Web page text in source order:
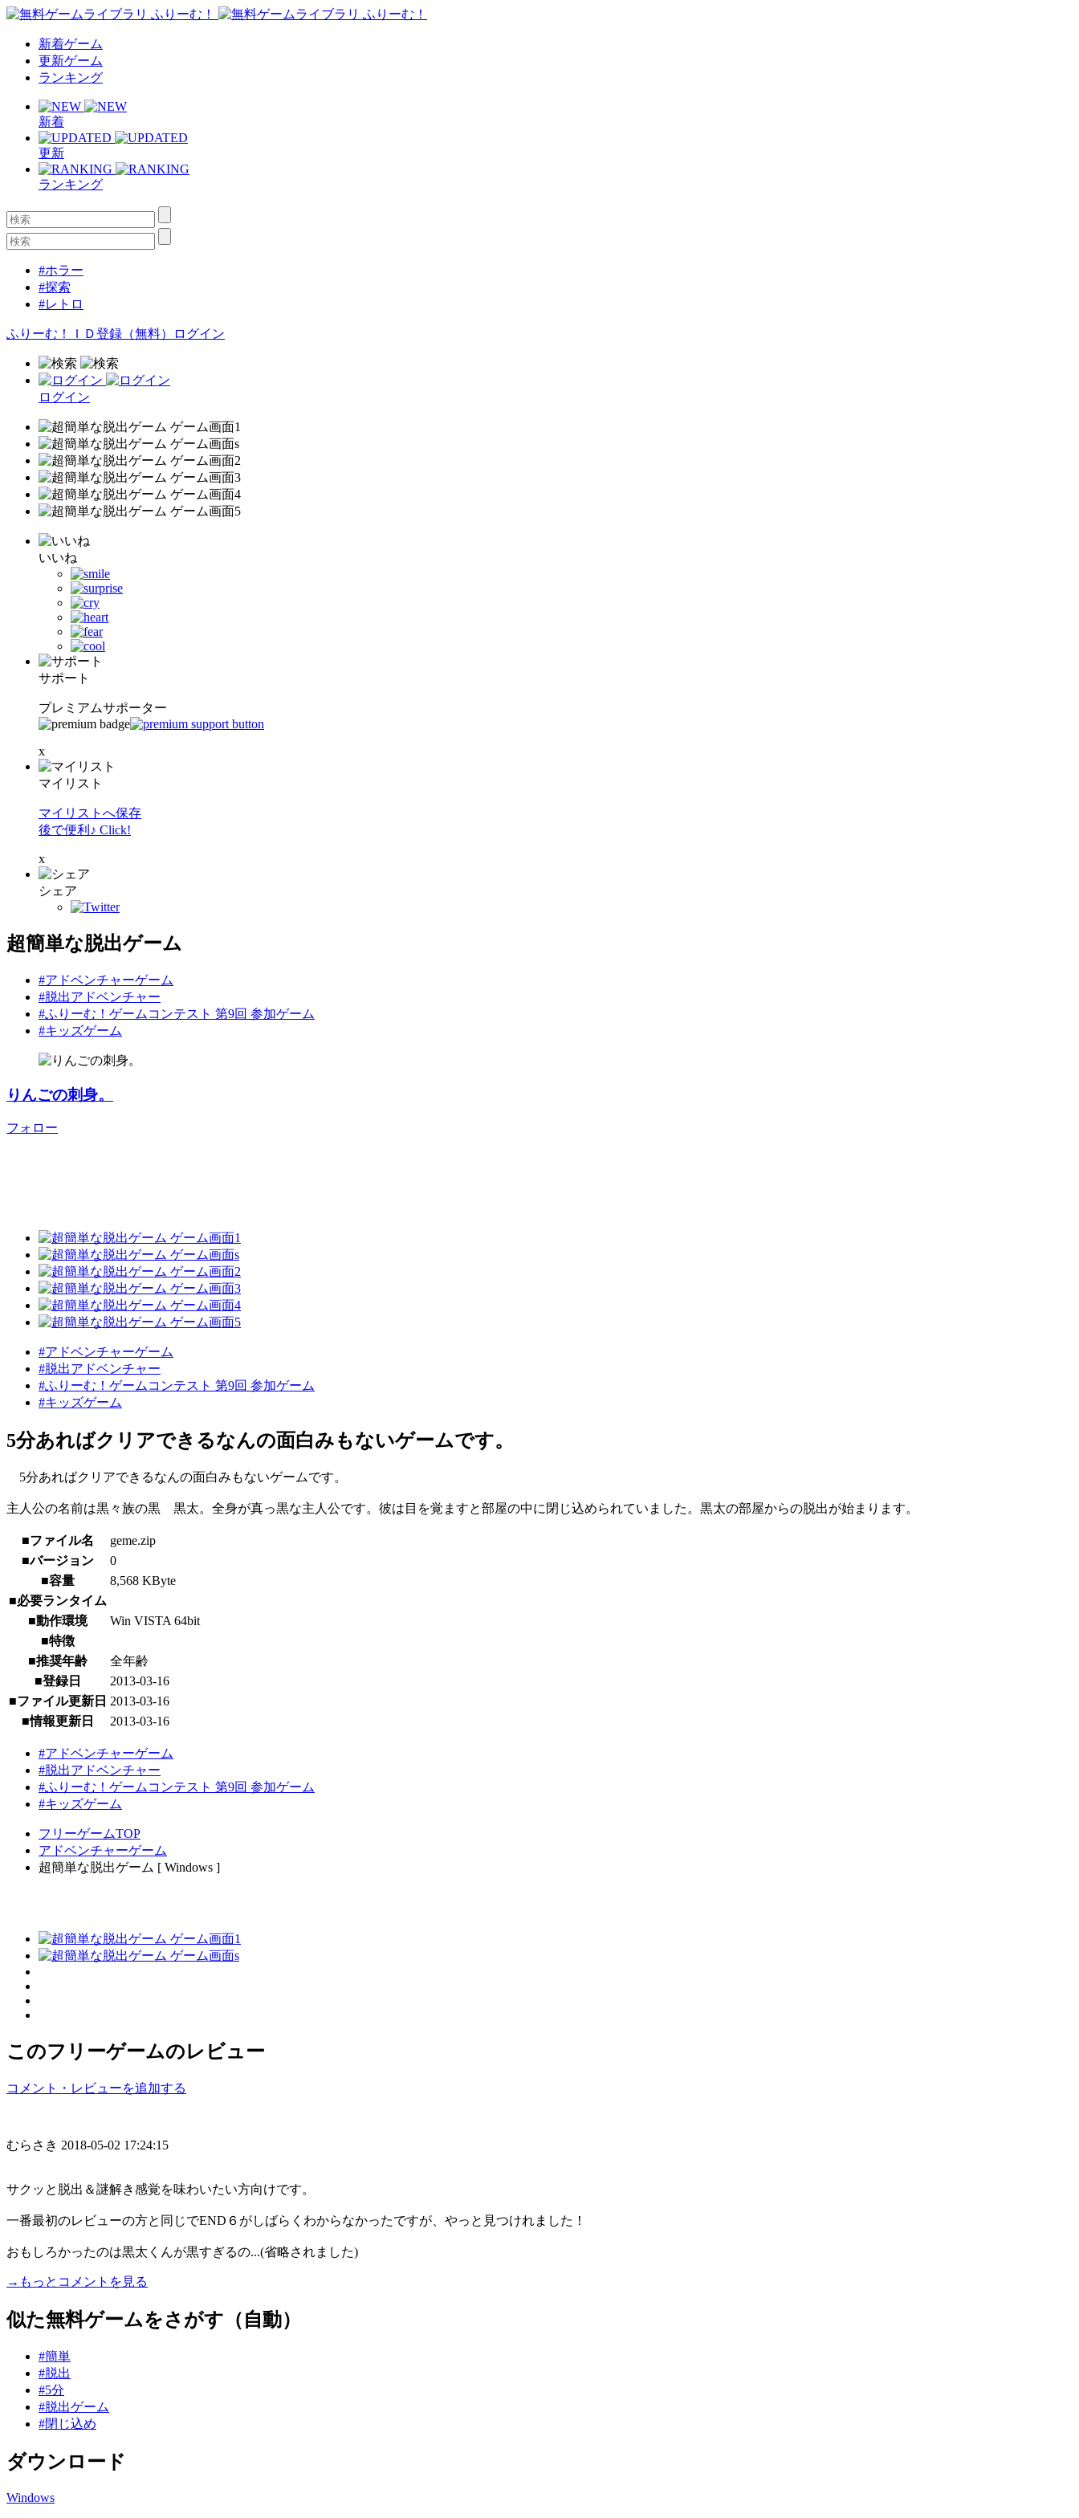
新着ゲーム
更新ゲーム
ランキング
新着
更新
ランキング
#ホラー
#探索
#レトロ
ふりーむ！ＩＤ登録（無料） ログイン
ログイン
いいね
サポート
プレミアムサポーター
x
マイリスト
マイリストへ保存
後で便利♪ Click!
x
シェア
超簡単な脱出ゲーム
#アドベンチャーゲーム
#脱出アドベンチャー
#ふりーむ！ゲームコンテスト 第9回 参加ゲーム
#キッズゲーム
りんごの刺身。
フォロー
#アドベンチャーゲーム
#脱出アドベンチャー
#ふりーむ！ゲームコンテスト 第9回 参加ゲーム
#キッズゲーム
5分あればクリアできるなんの面白みもないゲームです。
5分あればクリアできるなんの面白みもないゲームです。
主人公の名前は黒々族の黒 黒太。全身が真っ黒な主人公です。彼は目を覚ますと部屋の中に閉じ込められていました。黒太の部屋からの脱出が始まります。
■ファイル名
geme.zip
■バージョン
0
■容量
8,568 KByte
■必要ランタイム
■動作環境
Win VISTA 64bit
■特徴
■推奨年齢
全年齢
■登録日
2013-03-16
■ファイル更新日 2013-03-16
■情報更新日
2013-03-16
#アドベンチャーゲーム
#脱出アドベンチャー
#ふりーむ！ゲームコンテスト 第9回 参加ゲーム
#キッズゲーム
フリーゲームTOP
アドベンチャーゲーム
超簡単な脱出ゲーム [ Windows ]
このフリーゲームのレビュー
コメント・レビューを追加する
むらさき 2018-05-02 17:24:15
サクッと脱出＆謎解き感覚を味わいたい方向けです。
一番最初のレビューの方と同じでEND６がしばらくわからなかったですが、やっと見つけれました！
おもしろかったのは黒太くんが黒すぎるの...(省略されました)
→もっとコメントを見る
似た無料ゲームをさがす（自動）
#簡単
#脱出
#5分
#脱出ゲーム
#閉じ込め
ダウンロード
Windows